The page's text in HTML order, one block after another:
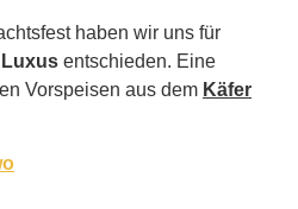
haben wir uns für
entschieden. Eine
Vorspeisen aus dem Käfer